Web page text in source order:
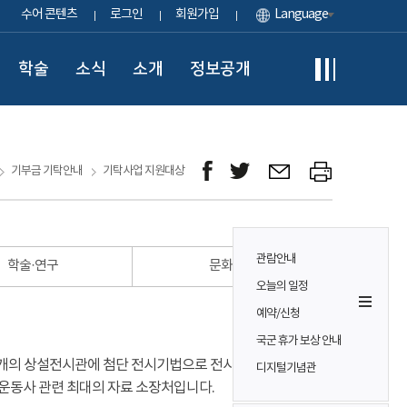
수어 콘텐츠 로그인 회원가입 Language
학술 소식 소개 정보공개
관람안내
오늘의 일정
예약/신청
국군 휴가 보상 안내
디지털기념관
기부금 기탁안내 기탁사업 지원대상
학술·연구 문화시설
상설전시관에 첨단 전시기법으로 전시하고 있으며,
동사 관련 최대의 자료 소장처입니다.